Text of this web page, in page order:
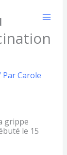
ParCarole
grippe
le 15